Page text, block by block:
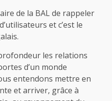
de la BAL de rappeler
et c’est le
les relations
d’un monde
entendons mettre en
et arriver, grâce à